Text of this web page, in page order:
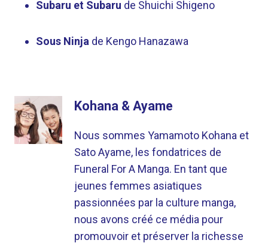
Subaru et Subaru de Shuichi Shigeno
Sous Ninja de Kengo Hanazawa
Kohana & Ayame
Nous sommes Yamamoto Kohana et
Sato Ayame, les fondatrices de
Funeral For A Manga. En tant que
jeunes femmes asiatiques
passionnées par la culture manga,
nous avons créé ce média pour
promouvoir et préserver la richesse